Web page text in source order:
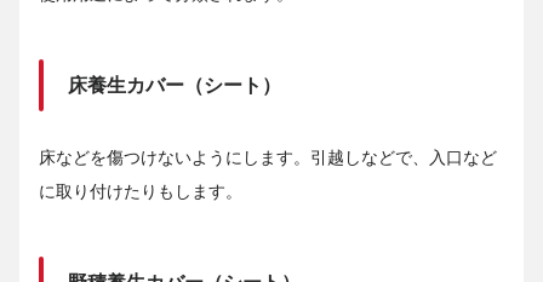
床養生カバー（シート）
床などを傷つけないようにします。引越しなどで、入口など
に取り付けたりもします。